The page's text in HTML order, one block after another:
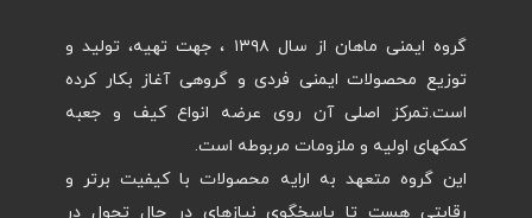
گروه ایمنی ماهان از سال ۱۳۹۸ ، جهت تهیه، تولید و
توزیع محصولات ایمنی فردی و گروهی آغاز بکار کرده
است.تمرکز اصلی آن روی عرضه انواع کیف و جعبه
کمکهای اولیه و ملزومات مربوطه است.
این گروه متعهد به ارایه محصولات با کیفیت برتر و
رقابتی هست تا پاسخگوی نیازهای در حال تحول در